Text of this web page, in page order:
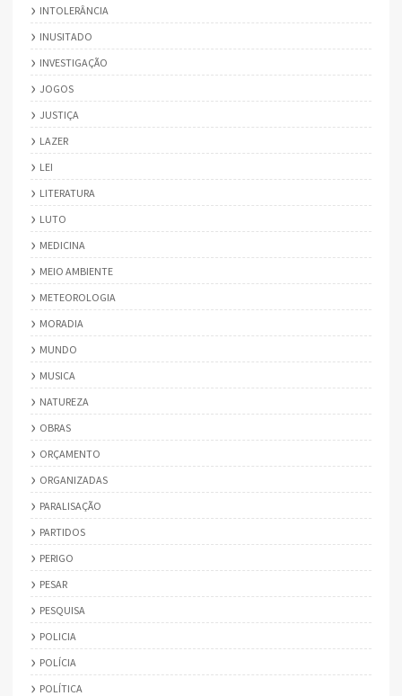
INTOLERÂNCIA
INUSITADO
INVESTIGAÇÃO
JOGOS
JUSTIÇA
LAZER
LEI
LITERATURA
LUTO
MEDICINA
MEIO AMBIENTE
METEOROLOGIA
MORADIA
MUNDO
MUSICA
NATUREZA
OBRAS
ORÇAMENTO
ORGANIZADAS
PARALISAÇÃO
PARTIDOS
PERIGO
PESAR
PESQUISA
POLICIA
POLÍCIA
POLÍTICA